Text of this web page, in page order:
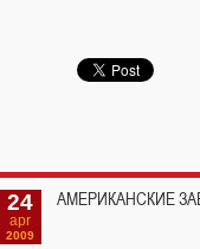
24
apr
2009
АМЕРИКАНСКИЕ